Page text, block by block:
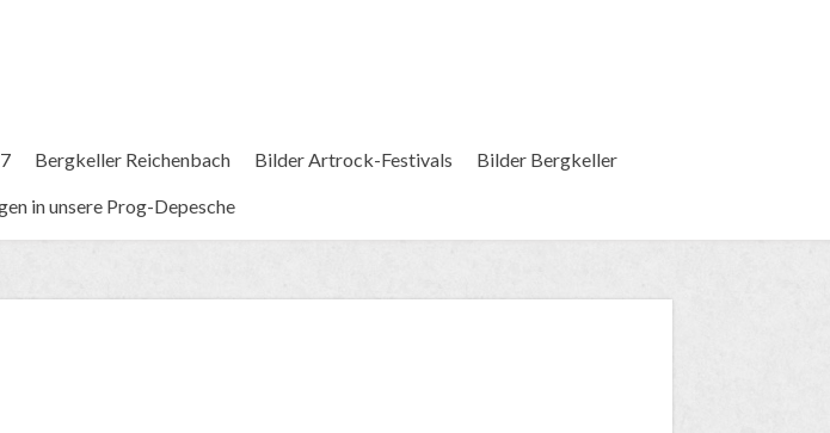
Bergkeller Reichenbach Bilder Artrock-Festivals Bilder Bergkeller
in unsere Prog-Depesche